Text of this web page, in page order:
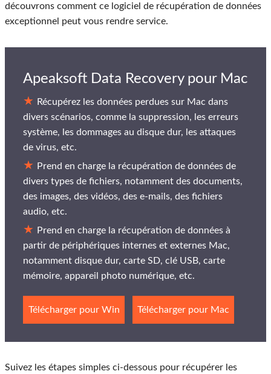
découvrons comment ce logiciel de récupération de données
exceptionnel peut vous rendre service.
Apeaksoft Data Recovery pour Mac
Récupérez les données perdues sur Mac dans
divers scénarios, comme la suppression, les erreurs
système, les dommages au disque dur, les attaques
de virus, etc.
Prend en charge la récupération de données de
divers types de fichiers, notamment des documents,
des images, des vidéos, des e-mails, des fichiers
audio, etc.
Prend en charge la récupération de données à
partir de périphériques internes et externes Mac,
notamment disque dur, carte SD, clé USB, carte
mémoire, appareil photo numérique, etc.
Télécharger pour Win Télécharger pour Mac
Suivez les étapes simples ci-dessous pour récupérer les